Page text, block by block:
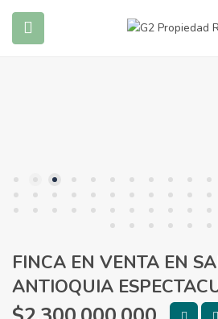
(Blog)
FINCA EN VENTA EN
ANTIOQUIA